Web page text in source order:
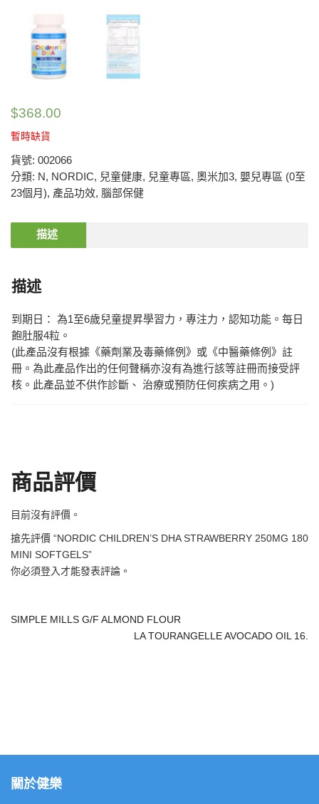
$368.00
暫時缺貨
貨號: 002066
分類: N, NORDIC, 兒童健康, 兒童專區, 奧米加3, 嬰兒專區 (0至
23個月), 產品功效, 腦部保健
描述
描述
到期日： 為1至6歲兒童提昇學習力，專注力，認知功能。每日
飽肚服4粒。
(此產品沒有根據《藥劑業及毒藥條例》或《中醫藥條例》註
冊。為此產品作出的任何聲稱亦沒有為進行該等註冊而接受評
核。此產品並不供作診斷、 治療或預防任何疾病之用。)
商品評價
目前沒有評價。
搶先評價 “NORDIC CHILDREN’S DHA STRAWBERRY 250MG 180
MINI SOFTGELS”
你必須登入才能發表評論。
SIMPLE MILLS G/F ALMOND FLOUR
LA TOURANGELLE AVOCADO OIL 16.
關於健樂